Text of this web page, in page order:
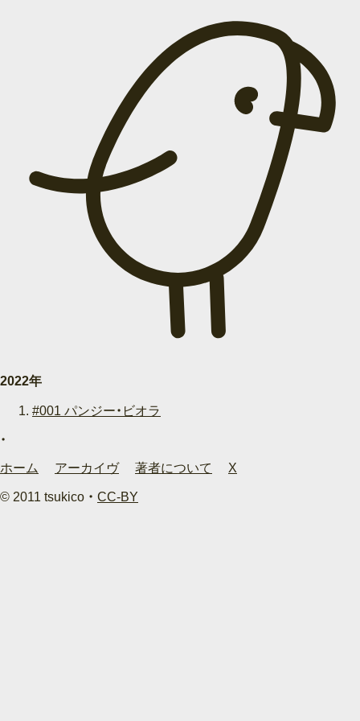
2022年
#001 パンジー・ビオラ
ホーム アーカイヴ 著者について X
© 2011 tsukico ・ CC-BY